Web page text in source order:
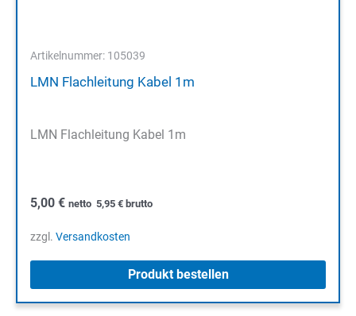
Artikelnummer: 105039
LMN Flachleitung Kabel 1m
LMN Flachleitung Kabel 1m
5,00 € netto 5,95 € brutto
zzgl. Versandkosten
Produkt bestellen